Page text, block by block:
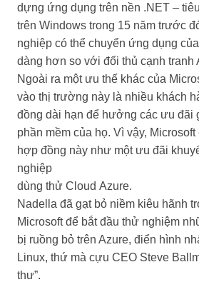
dựng ứng dụng trên nền .NET –
trên Windows trong 15 năm trước
nghiệp có thể chuyển ứng dụng
dàng hơn so với đối thủ cạnh tranh
Ngoài ra một ưu thế khác của
vào thị trường này là nhiều khách
đồng dài hạn để hưởng các ưu đãi
phần mềm của họ. Vì vậy,
hợp đồng này như một ưu đãi
nghiệp
dùng thử Cloud Azure.
Nadella đã gạt bỏ niềm kiêu hãnh
Microsoft để bắt đầu thử nghiệm
bị ruồng bỏ trên Azure, điển hình
Linux, thứ mà cựu CEO Steve
thư”.